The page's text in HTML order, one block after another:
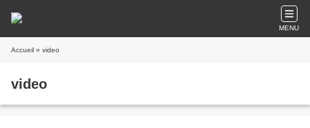
MENU
Accueil » video
video